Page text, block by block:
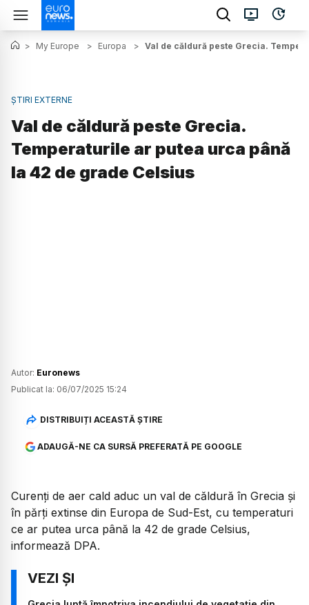
> My Europe > Europa > Val de căldură peste Grecia.
ȘTIRI EXTERNE
Val de căldură peste Grecia.
Temperaturile ar putea urca până
la 42 de grade Celsius
Autor: Euronews
Publicat la: 06/07/2025 15:24
DISTRIBUIȚI ACEASTĂ ȘTIRE
ADAUGĂ-NE CA SURSĂ PREFERATĂ PE GOOGLE
Curenți de aer cald aduc un val de căldură în Grecia și
în părți extinse din Europa de Sud-Est, cu temperaturi
ce ar putea urca până la 42 de grade Celsius,
informează DPA.